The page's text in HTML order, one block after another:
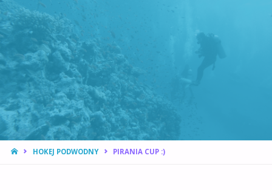
STRONA
HOKEJ PODWODNY PIRANIA CUP :)